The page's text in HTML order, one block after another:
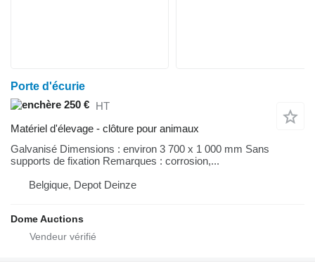
Porte d'écurie
250 € HT
Matériel d'élevage - clôture pour animaux
Galvanisé Dimensions : environ 3 700 x 1 000 mm Sans
supports de fixation Remarques : corrosion,...
Belgique, Depot Deinze
Dome Auctions